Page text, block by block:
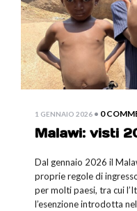
1 GENNAIO 2026 • 0
Malawi: visti
Dal gennaio 2026 il
proprie regole di
per molti paesi, tra cui
l’esenzione introdotta